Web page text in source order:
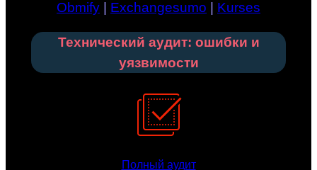
Obmify Exchangesumo Kurses
Технический аудит: ошибки и
уязвимости
Полный аудит